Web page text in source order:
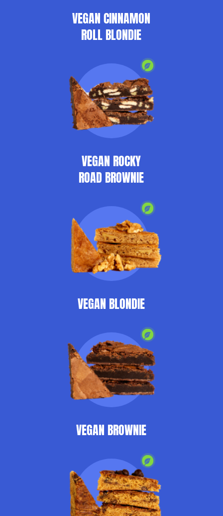
VEGAN CINNAMON
ROLL BLONDIE
VEGAN ROCKY
ROAD BROWNIE
VEGAN BLONDIE
VEGAN BROWNIE